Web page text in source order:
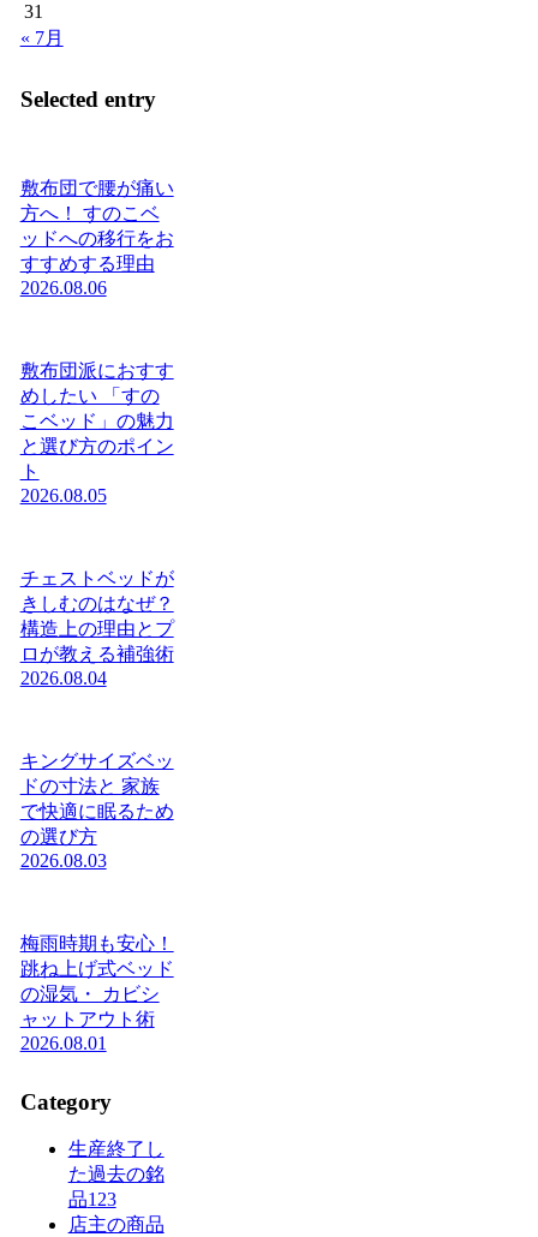
31
« 7月
Selected entry
敷布団で腰が痛い
方へ！ すのこベ
ッドへの移行をお
すすめする理由
2026.08.06
敷布団派におすす
めしたい 「すの
こベッド」の魅力
と選び方のポイン
ト
2026.08.05
チェストベッドが
きしむのはなぜ？
構造上の理由とプ
ロが教える補強術
2026.08.04
キングサイズベッ
ドの寸法と 家族
で快適に眠るため
の選び方
2026.08.03
梅雨時期も安心！
跳ね上げ式ベッド
の湿気・ カビシ
ャットアウト術
2026.08.01
Category
生産終了し
た過去の銘
品123
店主の商品